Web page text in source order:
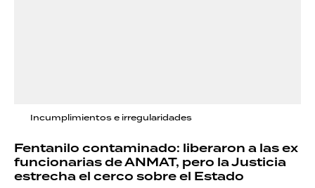
Incumplimientos e irregularidades
Fentanilo contaminado: liberaron a las ex
funcionarias de ANMAT, pero la Justicia
estrecha el cerco sobre el Estado